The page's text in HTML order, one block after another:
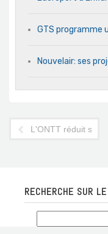
GTS programme
Nouvelair: ses
L'ONTT réduit son
RECHERCHE SUR